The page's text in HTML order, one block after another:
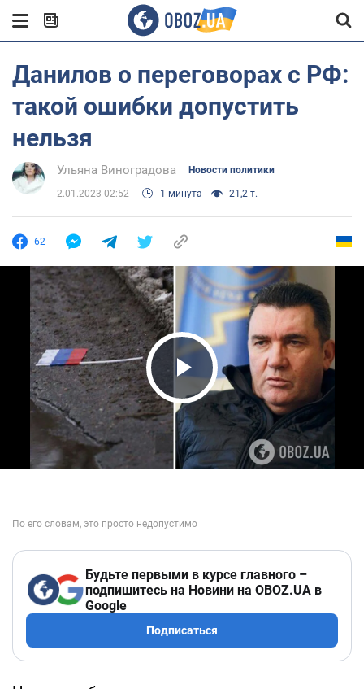
Данилов о переговорах с РФ:
такой ошибки допустить
нельзя
Ульяна Виноградова Новости политики
2.01.2023 02:52 1 минута 21,2 т.
62
Play Video
Будьте первыми в курсе главного –
подпишитесь на Новини на OBOZ.UA в
Google
Подписаться